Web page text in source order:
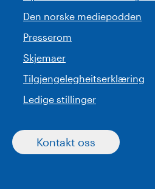
Den norske mediepodden
Presserom
Skjemaer
Tilgjengelegheitserklæring
Ledige stillinger
Kontakt oss